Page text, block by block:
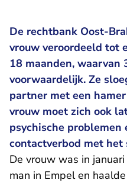
De rechtbank Oost-
vrouw veroordeeld tot
18 maanden, waarvan
voorwaardelijk. Ze
partner met een
vrouw moet zich ook
psychische problemen
contactverbod met
De vrouw was in
man in Empel en